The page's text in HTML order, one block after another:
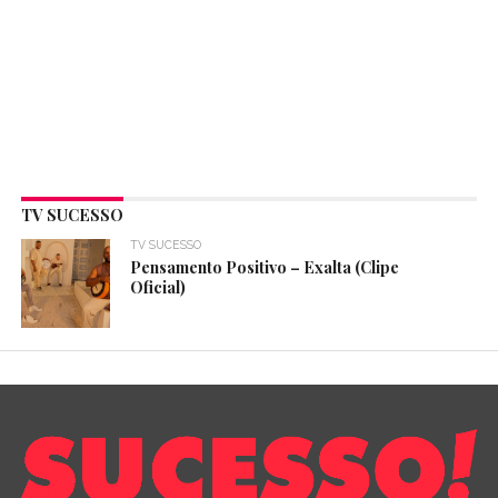
TV SUCESSO
TV SUCESSO
Pensamento Positivo – Exalta (Clipe
Oficial)